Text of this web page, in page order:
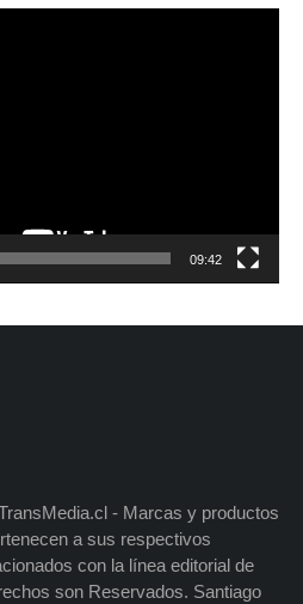
09:42
- Marcas y productos
a sus respectivos
con la línea editorial de
son Reservados. Santiago